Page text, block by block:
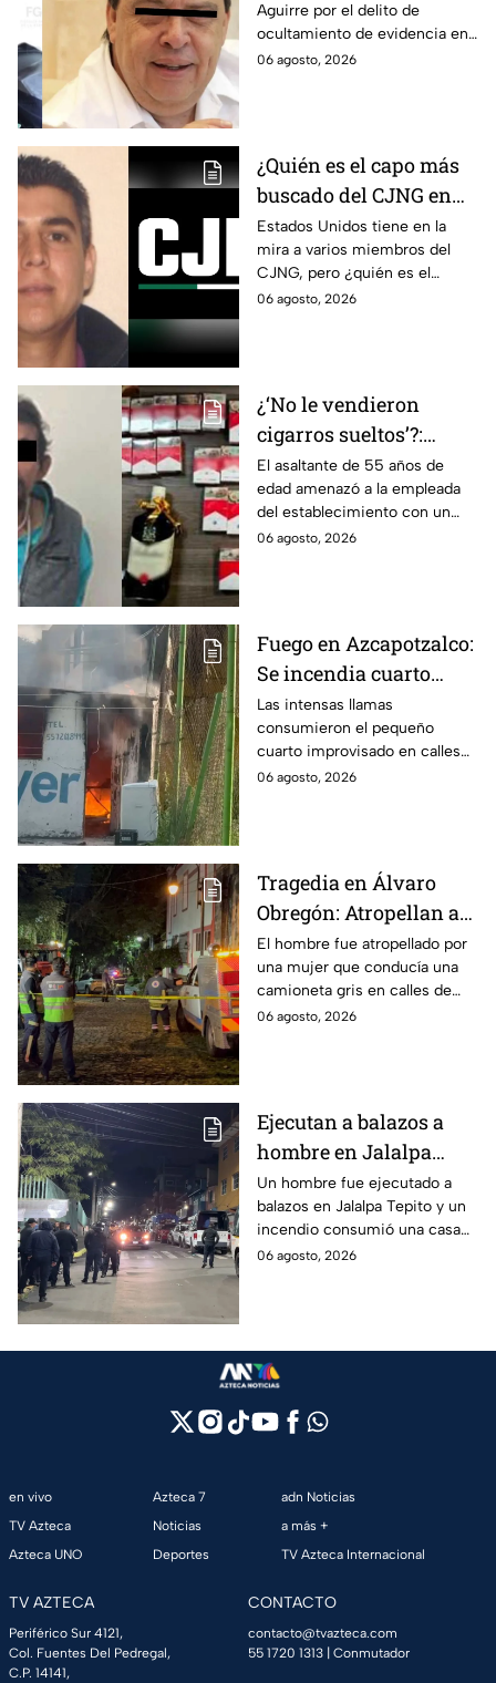
Histórica"; Así fue como
Ángel Aguirre obstruyó
la justicia en caso
Aguirre por el delito de
ocultamiento de evidencia en
el caso Ayotzinapa. Esta es la
06 agosto, 2026
¿Quién es el capo más
buscado del CJNG en
Estados Unidos?
Estados Unidos tiene en la
mira a varios miembros del
CJNG, pero ¿quién es el
miembro más buscado por el
06 agosto, 2026
¿‘No le vendieron
cigarros sueltos’?:
Detienen a hombre tras
asaltar una tienda y
llevarse más de 30
cajetillas en Iztapalapa
El asaltante de 55 años de
edad amenazó a la empleada
del establecimiento con un
arma de fuego, llevándose
06 agosto, 2026
Fuego en Azcapotzalco:
Se incendia cuarto
improvisado en la
Industrial Vallejo;
rompen cadenas para
combatir las llamas
Las intensas llamas
consumieron el pequeño
cuarto improvisado en calles
de Azcapotzalco; bomberos
06 agosto, 2026
Tragedia en Álvaro
Obregón: Atropellan a
hombre en situación de
calle y queda prensado
en San Ángel, CDMX
El hombre fue atropellado por
una mujer que conducía una
camioneta gris en calles de
San Ángel; la responsable ya
06 agosto, 2026
Ejecutan a balazos a
hombre en Jalalpa
Tepito; hay un
detenido, mientras
dormía
Un hombre fue ejecutado a
balazos en Jalalpa Tepito y un
incendio consumió una casa
improvisada en pleno Centro
06 agosto, 2026
en vivo
TV Azteca
Azteca UNO
Azteca 7
Noticias
Deportes
adn Noticias
a más +
TV Azteca Internacional
TV AZTECA
Periférico Sur 4121,
Col. Fuentes Del Pedregal,
C.P. 14141,
CONTACTO
contacto@tvazteca.com
55 1720 1313 | Conmutador